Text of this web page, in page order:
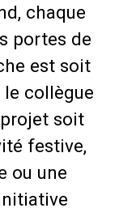
chaque
portes de
est soit
le collègue
projet soit
festive,
ou une